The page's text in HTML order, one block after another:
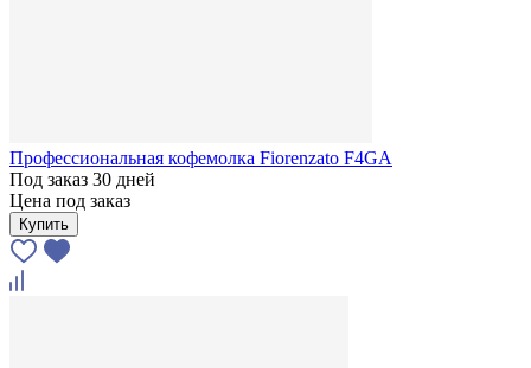
Профессиональная кофемолка Fiorenzato F4GA
Под заказ 30 дней
Цена под заказ
Купить